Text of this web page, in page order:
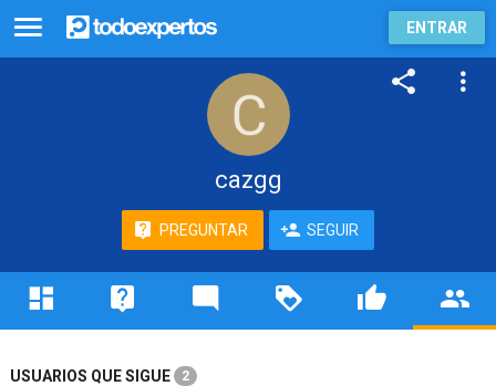
ENTRAR
cazgg
PREGUNTAR SEGUIR
USUARIOS QUE SIGUE 2